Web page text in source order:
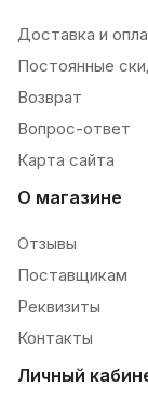
Доставка и
Постоянные
Возврат
Вопрос-ответ
Карта сайта
О магазине
Отзывы
Поставщикам
Реквизиты
Контакты
Личный